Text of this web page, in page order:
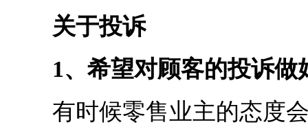
关于投诉
1、希望对顾客的投诉做
有时候零售业主的态度会